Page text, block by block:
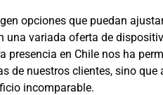
opciones que puedan
variada oferta de
en Chile nos ha
nuestros clientes, sino
incomparable.